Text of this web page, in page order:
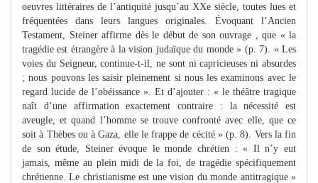
oeuvres littéraires de l’antiquité jusqu’au XXe siècle, toutes lues et
fréquentées dans leurs langues originales. Évoquant l’Ancien
Testament, Steiner affirme dès le début de son ouvrage , que « la
tragédie est étrangère à la vision judaïque du monde » (p. 7). « Les
voies du Seigneur, continue-t-il, ne sont ni capricieuses ni absurdes
; nous pouvons les saisir pleinement si nous les examinons avec le
regard lucide de l’obéissance ». Et d’ajouter : « le théâtre tragique
naît d’une affirmation exactement contraire : la nécessité est
aveugle, et quand l’homme se trouve confronté avec elle, que ce
soit à Thèbes ou à Gaza, elle le frappe de cécité » (p. 8). Vers la fin
de son étude, Steiner évoque le monde chrétien : « Il n’y eut
jamais, même au plein midi de la foi, de tragédie spécifiquement
chrétienne. Le christianisme est une vision du monde antitragique »